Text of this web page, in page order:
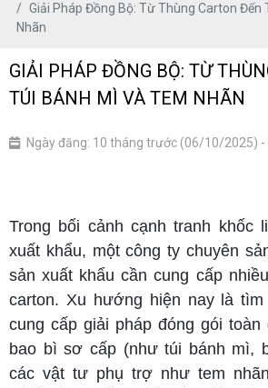
Giải Pháp Đồng Bộ: Từ Thùng Carton Đến
Nhãn
GIẢI PHÁP ĐỒNG BỘ: TỪ
TÚI BÁNH MÌ VÀ TEM NHÃN
Ngày đăng: 10 tháng trước (06/10/2025) -
Trong bối cảnh cạnh tranh khốc
xuất khẩu, một công ty chuyên
sản xuất khẩu cần cung cấp
carton. Xu hướng hiện nay là
cung cấp giải pháp đóng gói toàn
bao bì sơ cấp (như túi bánh mì,
các vật tư phụ trợ như tem